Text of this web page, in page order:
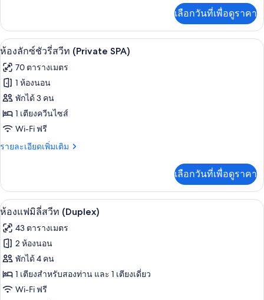
มิ
ก
สวีท,
ระเบียง
(Jacuzzi)
เกี่ยว
กับ
ห้อง
โน
รา
มิ
ก
สวี
ท,
ระเบียง
(Jacuzzi)
เลือกวันที่เพื่อดูราคา
เปิด
ภาพถ่าย
ทั้งหมด
ของ
ห้อง
ลัก
ซ์ชัว
สวีท
(Private
SPA)
ห้องลักซ์ชัวรี่สวีท (Private SPA) | ผ้า
7
ห้องลักซ์ชัวรี่สวีท (Private SPA)
70 ตารางเมตร
1 ห้องนอน
พักได้ 3 คน
1 เตียงควีนไซส์
Wi-Fi ฟรี
รายละเอียดเพิ่มเติม
ราย
เกี่ยว
กับ
ห้อง
ซ์ชัว
รี่
สวี
ท
(Private
SPA)
เลือกวันที่เพื่อดูราคา
เปิด
ภาพถ่าย
ทั้งหมด
ของ
ห้อง
แฟ
ห้องแฟมิลี่สวีท (Duplex) | ผ้านวมขนเ
4
ห้องแฟมิลี่สวีท (Duplex)
43 ตารางเมตร
2 ห้องนอน
พักได้ 4 คน
1 เตียงสำหรับสองท่าน และ 1 เตียงเดี่ยว
Wi-Fi ฟรี